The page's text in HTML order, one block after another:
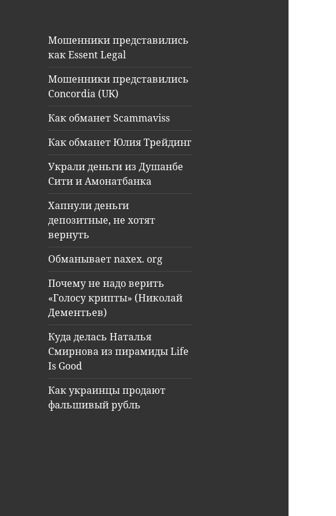
Мошенники представились
как Essent Legal
Мошенники представились
Concordia (UK)
Как обманет Scammaviss
Как обманет Юлия Трейдинг
Украли деньги из Душанбе
Сити и Амонатбанка
Хапнули деньги
депозитные, не хотят
вернуть
Обманывает naxex. org
Почему не надо верить
«Голосу крипты» (Николай
Дементьев)
Куда делась Наталья
Смирнова из пирамиды Life
Is Good
Как украинцы продают
фальшивый рубль